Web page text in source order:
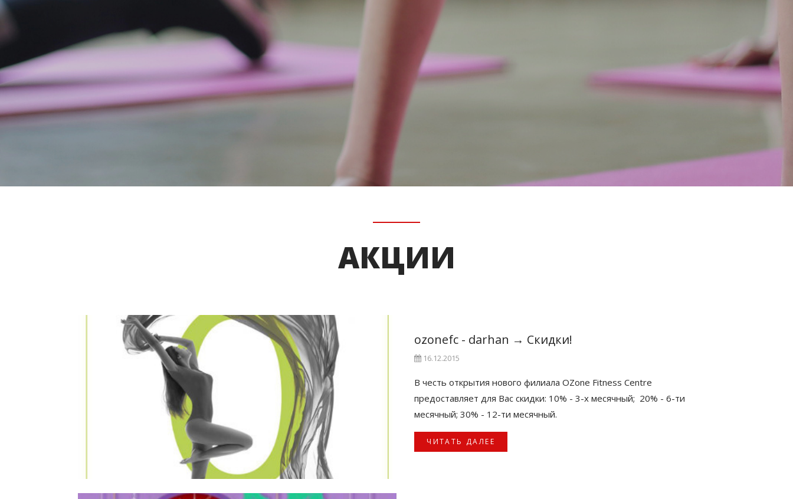
АКЦИИ
ozonefc - darhan → Скидки!
16.12.2015
В честь открытия нового филиала OZone Fitness Centre
предоставляет для Вас скидки: 10% - 3-х месячный; 20% - 6-ти
месячный; 30% - 12-ти месячный.
ЧИТАТЬ ДАЛЕЕ